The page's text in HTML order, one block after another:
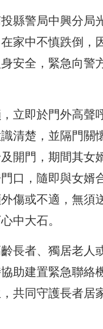
縣警局中興分局
家中不慎跌倒
安全，緊急向警
立即於門外高聲
清楚，並隔門關
開門，期間其女
口，隨即與女婿
傷或不適，無須
中大石。
長者、獨居老人
助建置緊急聯絡
共同守護長者居